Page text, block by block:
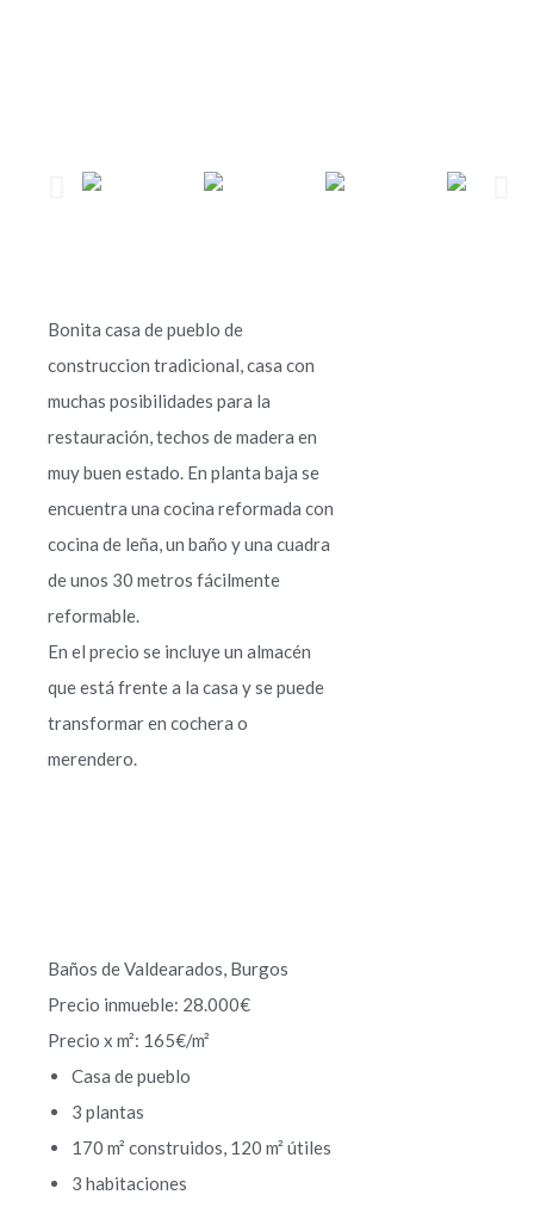
Bonita casa de pueblo de
construccion tradicional, casa con
muchas posibilidades para la
restauración, techos de madera en
muy buen estado. En planta baja se
encuentra una cocina reformada con
cocina de leña, un baño y una cuadra
de unos 30 metros fácilmente
reformable.
En el precio se incluye un almacén
que está frente a la casa y se puede
transformar en cochera o
merendero.
Baños de Valdearados, Burgos
Precio inmueble: 28.000€
Precio x m²: 165€/m²
Casa de pueblo
3 plantas
170 m² construidos, 120 m² útiles
3 habitaciones